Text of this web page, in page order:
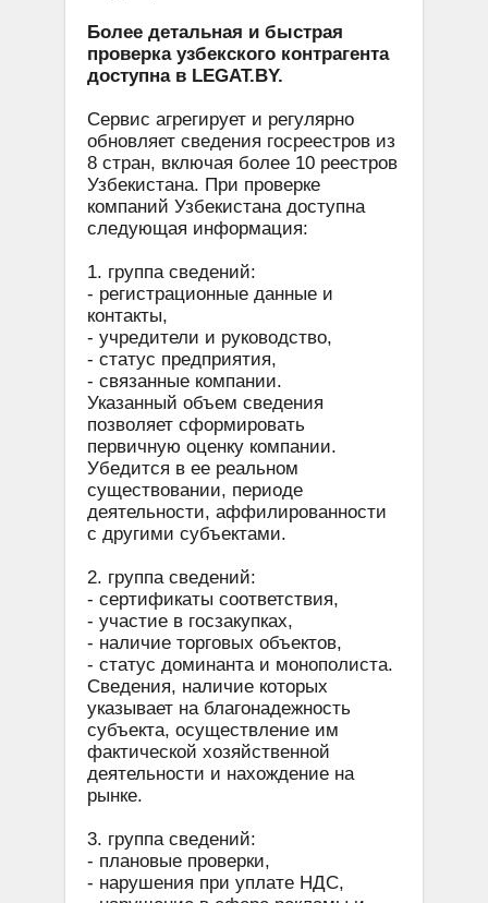
Более детальная и быстрая
проверка узбекского контрагента
доступна в LEGAT.BY.
Сервис агрегирует и регулярно
обновляет сведения госреестров из
8 стран, включая более 10 реестров
Узбекистана. При проверке
компаний Узбекистана доступна
следующая информация:
1. группа сведений:
- регистрационные данные и
контакты,
- учредители и руководство,
- статус предприятия,
- связанные компании.
Указанный объем сведения
позволяет сформировать
первичную оценку компании.
Убедится в ее реальном
существовании, периоде
деятельности, аффилированности
с другими субъектами.
2. группа сведений:
- сертификаты соответствия,
- участие в госзакупках,
- наличие торговых объектов,
- статус доминанта и монополиста.
Сведения, наличие которых
указывает на благонадежность
субъекта, осуществление им
фактической хозяйственной
деятельности и нахождение на
рынке.
3. группа сведений:
- плановые проверки,
- нарушения при уплате НДС,